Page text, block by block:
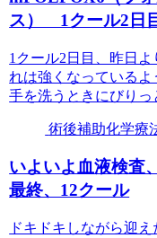
ス） 1クール2日
1クール2日目、昨日
れは強くなっているよ
手を洗うときにびりっ
術後補助化学療
いよいよ血液検査
最終、12クール
ドキドキしながら迎